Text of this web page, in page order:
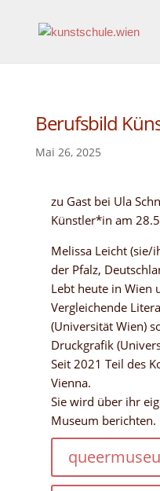
Berufsbild
Mai 26, 2025
zu Gast bei Ula
Künstler*in am
Melissa Leicht (sie/
der Pfalz,
Lebt heute in Wien
Vergleichende
(Universität Wien)
Druckgrafik
Seit 2021 Teil des
Vienna.
Sie wird über ihr
Museum berichten.